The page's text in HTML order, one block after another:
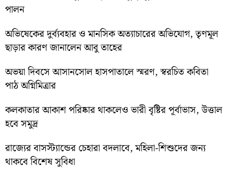
পালন
অভিষেকের দুর্ব্যবহার ও মানসিক অত্যাচারের অভিযোগ, তৃণমূল
ছাড়ার কারণ জানালেন আবু তাহের
অভয়া দিবসে আসানসোল হাসপাতালে স্মরণ, স্বরচিত কবিতা
পাঠ অগ্নিমিত্রার
কলকাতার আকাশ পরিষ্কার থাকলেও ভারী বৃষ্টির পূর্বাভাস, উত্তাল
হবে সমুদ্র
রাজ্যের বাসস্ট্যান্ডের চেহারা বদলাবে, মহিলা-শিশুদের জন্য
থাকবে বিশেষ সুবিধা